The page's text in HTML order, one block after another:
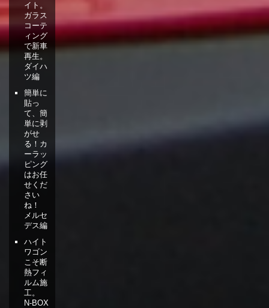
イト。
ガラス
コーテ
ィング
で新車
再生。
ダイハ
ツ編
簡単に
貼っ
て、簡
単に剥
がせ
る！カ
ーラッ
ピング
はお任
せくだ
さい
ね！
メルセ
デス編
ハイト
ワゴン
こそ断
熱フィ
ルム施
工。
N-BOX